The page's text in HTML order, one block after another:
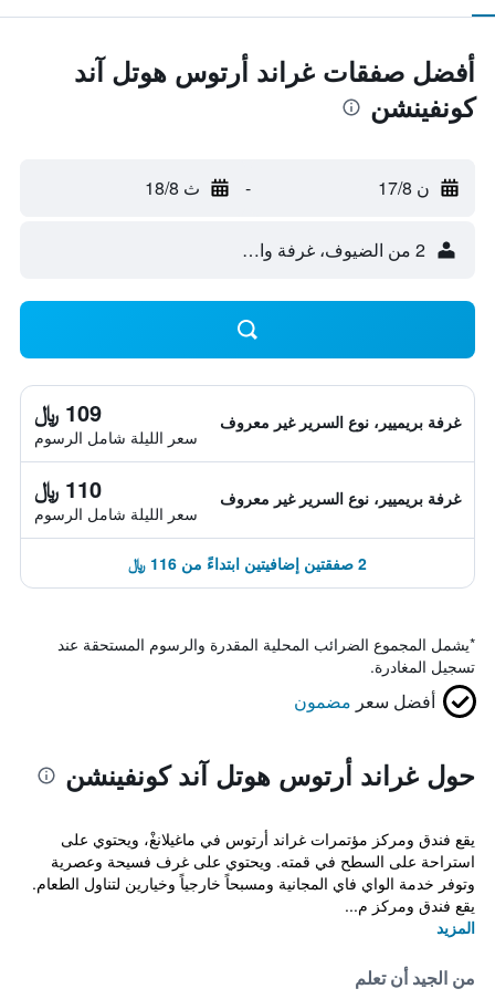
أفضل صفقات غراند أرتوس هوتل آند
كونفينشن
ن 17/8 - ث 18/8
2 من الضيوف، غرفة واحدة
غرفة بريميير، نوع السرير غير معروف 109 ﷼
سعر الليلة شامل الرسوم
غرفة بريميير، نوع السرير غير معروف 110 ﷼
سعر الليلة شامل الرسوم
2 صفقتين إضافيتين ابتداءً من 116 ﷼
*يشمل المجموع الضرائب المحلية المقدرة والرسوم المستحقة عند
تسجيل المغادرة.
أفضل سعر مضمون
حول غراند أرتوس هوتل آند كونفينشن
يقع فندق ومركز مؤتمرات غراند أرتوس في ماغيلانغْ، ويحتوي على
استراحة على السطح في قمته. ويحتوي على غرف فسيحة وعصرية
وتوفر خدمة الواي فاي المجانية ومسبحاً خارجياً وخيارين لتناول الطعام.
يقع فندق ومركز م...
المزيد
من الجيد أن تعلم